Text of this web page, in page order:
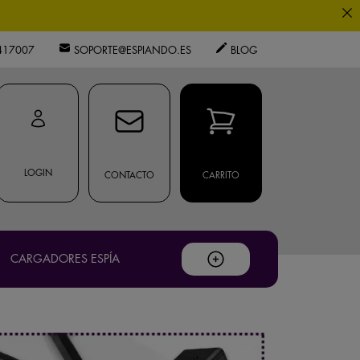
SOPORTE@ESPIANDO.ES BLOG
LOGIN CONTACTO CARRITO
CARGADORES ESPÍA
expertos.